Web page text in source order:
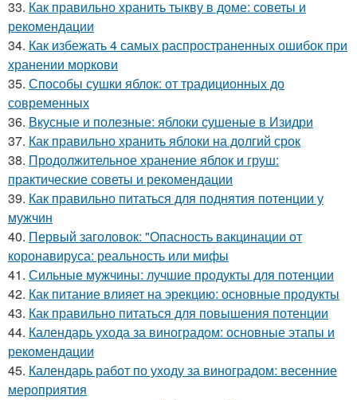
33. Как правильно хранить тыкву в доме: советы и
рекомендации
34. Как избежать 4 самых распространенных ошибок при
хранении моркови
35. Способы сушки яблок: от традиционных до
современных
36. Вкусные и полезные: яблоки сушеные в Изидри
37. Как правильно хранить яблоки на долгий срок
38. Продолжительное хранение яблок и груш:
практические советы и рекомендации
39. Как правильно питаться для поднятия потенции у
мужчин
40. Первый заголовок: "Опасность вакцинации от
коронавируса: реальность или мифы
41. Сильные мужчины: лучшие продукты для потенции
42. Как питание влияет на эрекцию: основные продукты
43. Как правильно питаться для повышения потенции
44. Календарь ухода за виноградом: основные этапы и
рекомендации
45. Календарь работ по уходу за виноградом: весенние
мероприятия